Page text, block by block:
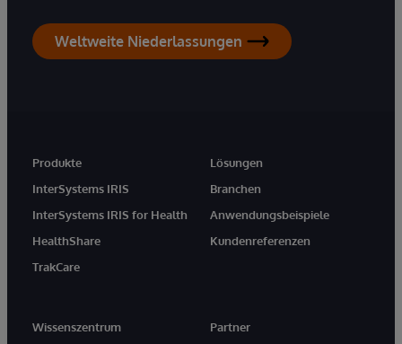
Weltweite Niederlassungen
Produkte
InterSystems IRIS
InterSystems IRIS for Health
HealthShare
TrakCare
Lösungen
Branchen
Anwendungsbeispiele
Kundenreferenzen
Wissenszentrum
Partner